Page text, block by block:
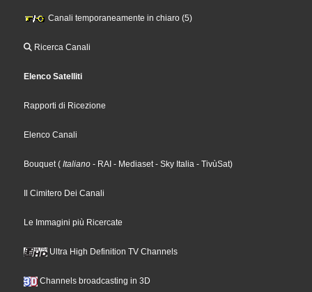
Canali temporaneamente in chiaro (5)
Ricerca Canali
Elenco Satelliti
Rapporti di Ricezione
Elenco Canali
Bouquet ( Italiano - RAI - Mediaset - Sky Italia - TivùSat)
Il Cimitero Dei Canali
Le Immagini più Ricercate
Ultra High Definition TV Channels
Channels broadcasting in 3D